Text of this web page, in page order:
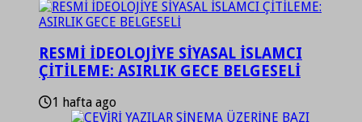
RESMİ İDEOLOJİYE SİYASAL İSLAMCI
ÇİTİLEME: ASIRLIK GECE BELGESELİ
1 hafta ago